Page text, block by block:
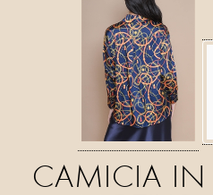
CAMICIA IN